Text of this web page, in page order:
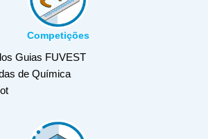
Competições
Guias FUVEST
de Química